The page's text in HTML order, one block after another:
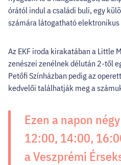
órától indul a családi buli, egy
számára látogatható elektronikus
Az EKF iroda kirakatában a Little
zenészei zenélnek délután 2-től
Petőfi Színházban pedig az
kedvelői találhatják meg a
Ezen a napon
12:00, 14:00,
a Veszprémi